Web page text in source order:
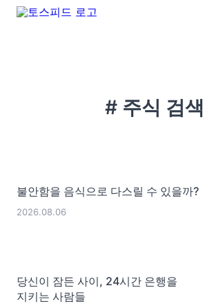
# 주식 검색
불안함을 음식으로 다스릴 수 있을까?
2026.08.06
당신이 잠든 사이, 24시간 은행을
지키는 사람들